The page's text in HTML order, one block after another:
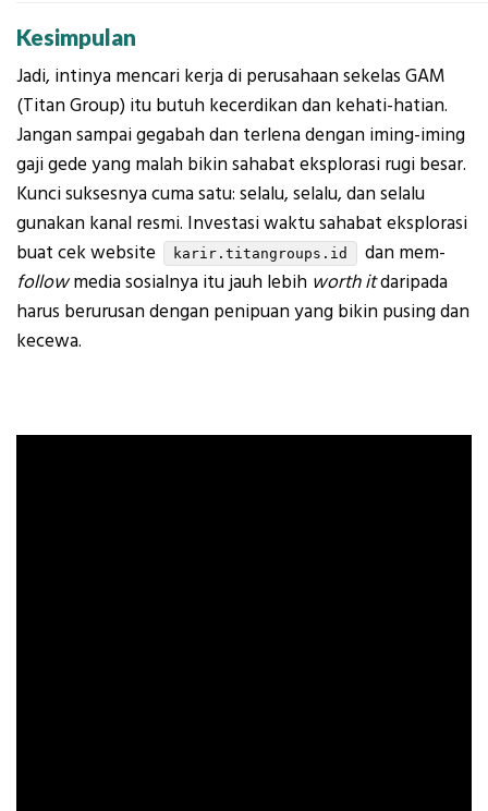
Kesimpulan
Jadi, intinya mencari kerja di perusahaan sekelas GAM
(Titan Group) itu butuh kecerdikan dan kehati-hatian.
Jangan sampai gegabah dan terlena dengan iming-iming
gaji gede yang malah bikin sahabat eksplorasi rugi besar.
Kunci suksesnya cuma satu: selalu, selalu, dan selalu
gunakan kanal resmi. Investasi waktu sahabat eksplorasi
buat cek website
karir.titangroups.id
dan mem-
followmedia sosialnya itu jauh lebih worth itdaripada
harus berurusan dengan penipuan yang bikin pusing dan
kecewa.